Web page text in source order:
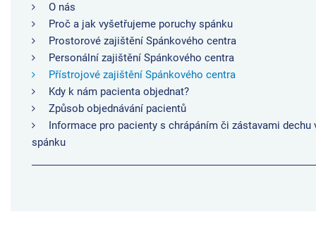
O nás
Proč a jak vyšetřujeme poruchy spánku
Prostorové zajištění Spánkového centra
Personální zajištění Spánkového centra
Přístrojové zajištění Spánkového centra
Kdy k nám pacienta objednat?
Způsob objednávání pacientů
Informace pro pacienty s chrápáním či zástavami dechu
spánku